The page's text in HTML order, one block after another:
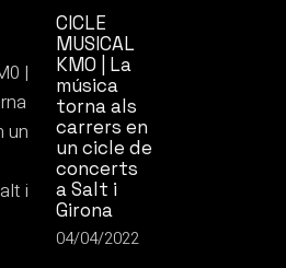
CICLE
MUSICAL
KM0 | La
música
torna als
carrers en
un cicle de
concerts
a Salt i
Girona
04/04/2022